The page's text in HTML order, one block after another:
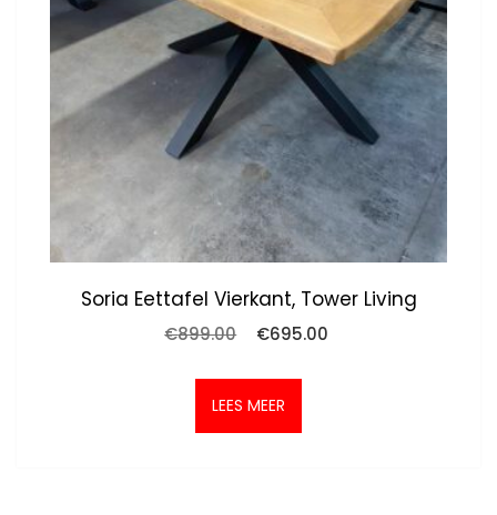
Soria Eettafel Vierkant, Tower Living
€899.00
Oorspronkelijke
was:
€899.00.
€695.00
LEES MEER